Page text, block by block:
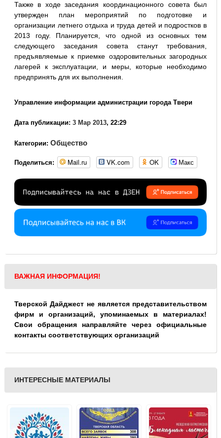
Также в ходе заседания координационного совета был
утвержден план мероприятий по подготовке и
организации летнего отдыха и труда детей и подростков в
2013 году. Планируется, что одной из основных тем
следующего заседания совета станут требования,
предъявляемые к приемке оздоровительных загородных
лагерей к эксплуатации, и меры, которые необходимо
предпринять для их выполнения.
Управление информации администрации города Твери
Дата публикации: 3 Мар 2013, 22:29
Категории: Общество
Поделиться: Mail.ru VK.com OK Макс
ВАЖНАЯ ИНФОРМАЦИЯ!
Тверской Дайджест не является представительством
фирм и организаций, упоминаемых в материалах!
Свои обращения направляйте через официальные
контакты соответствующих организаций
ИНТЕРЕСНЫЕ МАТЕРИАЛЫ